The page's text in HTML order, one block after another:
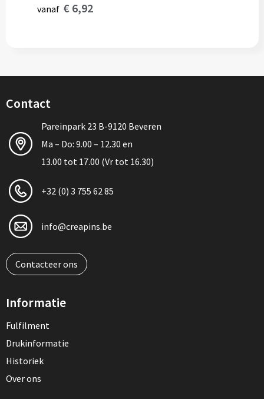
vanaf € 6,92
Contact
Pareinpark 23 B-9120 Beveren
Ma – Do: 9.00 – 12.30 en
13.00 tot 17.00 (Vr tot 16.30)
+32 (0) 3 755 62 85
info@creapins.be
Contacteer ons
Informatie
Fulfilment
Drukinformatie
Historiek
Over ons